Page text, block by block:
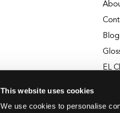
This website uses cookies
We use cookies to personalise
Blog
EL